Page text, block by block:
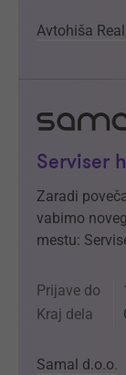
Avtohiša
Serviser
Zaradi
vabimo
mestu:
Prijave do
Kraj dela
Samal d.o.o.